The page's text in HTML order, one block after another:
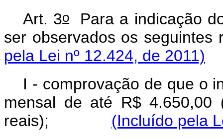
Art. 3oPara a indicação
ser observados os
pela Lei nº 12.424, de 2011)
I - comprovação de que o
mensal de até R$ 4.650,00
reais); (Incluído pela